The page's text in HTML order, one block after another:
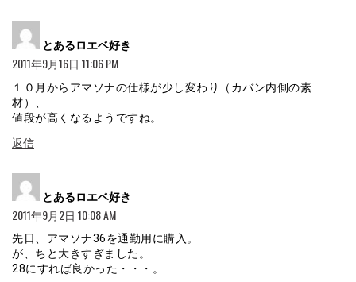
とあるロエベ好き
2011年9月16日 11:06 PM
１０月からアマソナの仕様が少し変わり（カバン内側の素
材）、
値段が高くなるようですね。
返信
とあるロエベ好き
2011年9月2日 10:08 AM
先日、アマソナ36を通勤用に購入。
が、ちと大きすぎました。
28にすれば良かった・・・。